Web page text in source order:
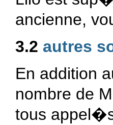
ancienne,
3.2 autres
En addition
nombre de
tous